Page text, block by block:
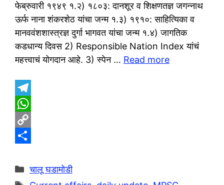
फेब्रुवारी १९४९ १.२) १८०३: दानशूर व शिक्षणतज्ञ जगन्नाथ
ऊर्फ नाना शंकरशेठ यांचा जन्म १.३) १९१०: साहित्यिका व
मानववंशशास्त्रज्ञ दुर्गा भागवत यांचा जन्म १.४) जागतिक
कडधान्य दिवस 2) Responsible Nation Index यांचं
महत्त्वाचं योगदान आहे. 3) स्पेन … Read more
T
e
g
W
h
t
C
p
h
Categories
चालू घडामोडी